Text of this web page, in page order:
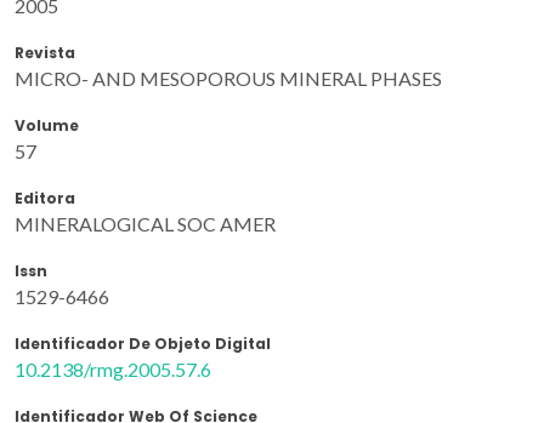
2005
Revista
MICRO- AND MESOPOROUS MINERAL PHASES
Volume
57
Editora
MINERALOGICAL SOC AMER
Issn
1529-6466
Identificador De Objeto Digital
10.2138/rmg.2005.57.6
Identificador Web Of Science